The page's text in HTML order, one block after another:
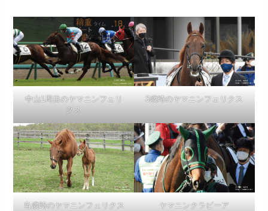
中山1周目のヤマニンフェリ
クス
3歳時のヤマニンフェリクス
当歳時のヤマニンフェリクス
ヤマニンクラビーア